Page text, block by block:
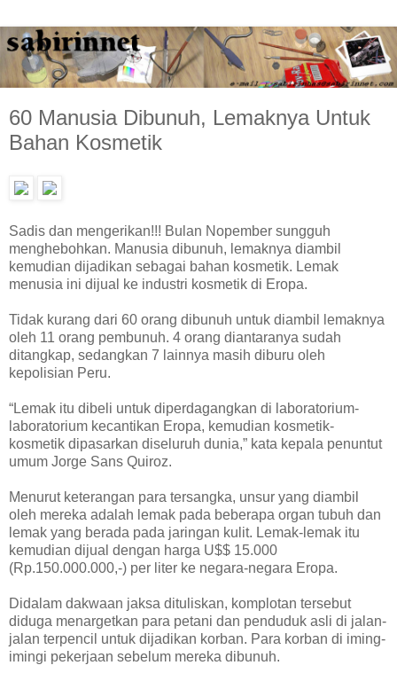
60 Manusia Dibunuh, Lemaknya Untuk
Bahan Kosmetik
Sadis dan mengerikan!!! Bulan Nopember sungguh
menghebohkan. Manusia dibunuh, lemaknya diambil
kemudian dijadikan sebagai bahan kosmetik. Lemak
menusia ini dijual ke industri kosmetik di Eropa.
Tidak kurang dari 60 orang dibunuh untuk diambil lemaknya
oleh 11 orang pembunuh. 4 orang diantaranya sudah
ditangkap, sedangkan 7 lainnya masih diburu oleh
kepolisian Peru.
“Lemak itu dibeli untuk diperdagangkan di laboratorium-
laboratorium kecantikan Eropa, kemudian kosmetik-
kosmetik dipasarkan diseluruh dunia,” kata kepala penuntut
umum Jorge Sans Quiroz.
Menurut keterangan para tersangka, unsur yang diambil
oleh mereka adalah lemak pada beberapa organ tubuh dan
lemak yang berada pada jaringan kulit. Lemak-lemak itu
kemudian dijual dengan harga U$$ 15.000
(Rp.150.000.000,-) per liter ke negara-negara Eropa.
Didalam dakwaan jaksa dituliskan, komplotan tersebut
diduga menargetkan para petani dan penduduk asli di jalan-
jalan terpencil untuk dijadikan korban. Para korban di iming-
imingi pekerjaan sebelum mereka dibunuh.